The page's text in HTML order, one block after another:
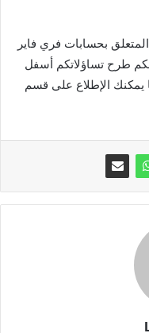
بحسابات فري فاير
طرح تساؤلاتكم أسفل
يمكنك الإطلاع على قسم